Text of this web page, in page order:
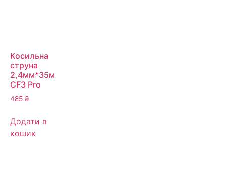
Косильна
струна
2,4мм*35м
CF3 Pro
485 ₴
Додати в
кошик